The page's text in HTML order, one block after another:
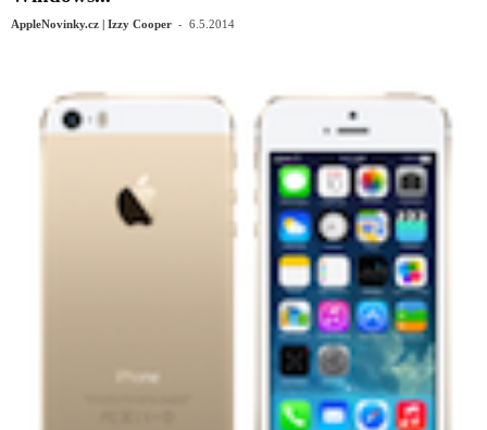
AppleNovinky.cz | Izzy Cooper - 6.5.2014